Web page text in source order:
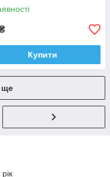
Купити
ще